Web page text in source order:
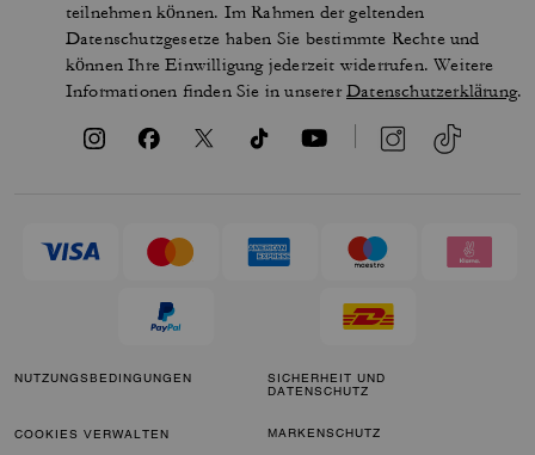
teilnehmen können. Im Rahmen der geltenden
Datenschutzgesetze haben Sie bestimmte Rechte und
können Ihre Einwilligung jederzeit widerrufen. Weitere
Informationen finden Sie in unsererDatenschutzerklärung.
NUTZUNGSBEDINGUNGEN
SICHERHEIT UND
DATENSCHUTZ
COOKIES VERWALTEN MARKENSCHUTZ